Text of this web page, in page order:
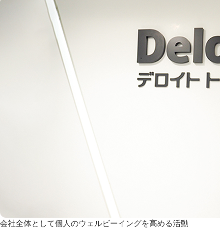
会社全体として個人のウェルビーイングを高める活動